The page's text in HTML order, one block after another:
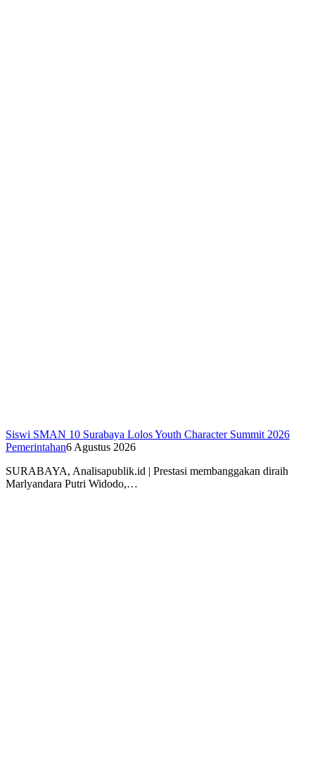
Siswi SMAN 10 Surabaya Lolos Youth Character Summit 2026
Pemerintahan6 Agustus 2026
SURABAYA, Analisapublik.id | Prestasi membanggakan diraih
Marlyandara Putri Widodo,…